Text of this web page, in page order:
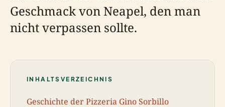
Geschmack von Neapel, den man
nicht verpassen sollte.
INHALTSVERZEICHNIS
Geschichte der Pizzeria Gino Sorbillo